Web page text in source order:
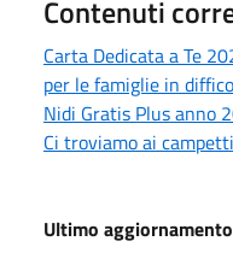
Contenuti
Carta Dedicata a Te
per le famiglie in
Nidi Gratis Plus anno
Ci troviamo ai
Ultimo aggiornamento